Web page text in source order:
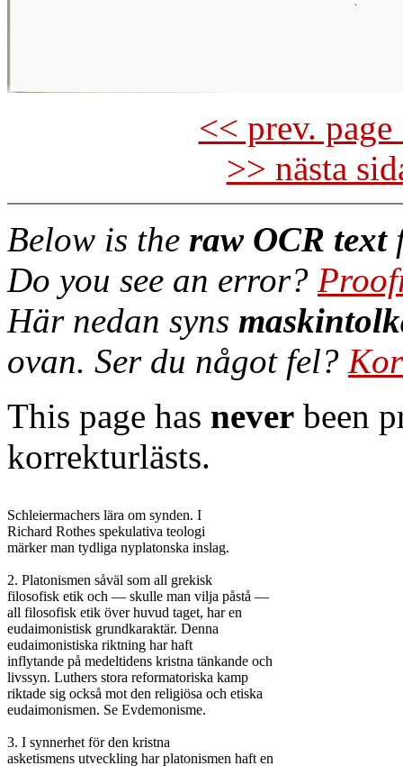
<< prev.
>> nästa
Below is the raw OCR text
Do you see an error?
Här nedan syns
ovan. Ser du något fel?
This page has never been
korrekturlästs.
Schleiermachers lära om synden. I
Richard Rothes spekulativa teologi
märker man tydliga nyplatonska inslag.
2. Platonismen såväl som all grekisk
filosofisk etik och — skulle man vilja påstå —
all filosofisk etik över huvud taget, har en
eudaimonistisk grundkaraktär. Denna
eudaimonistiska riktning har haft
inflytande på medeltidens kristna tänkande och
livssyn. Luthers stora reformatoriska kamp
riktade sig också mot den religiösa och etiska
eudaimonismen. Se Evdemonisme.
3. I synnerhet för den kristna
asketismens utveckling har platonismen haft en